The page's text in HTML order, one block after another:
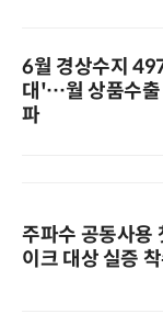
6월 경상수지
대'…월 상품수
파
주파수 공동사
이크 대상 실증